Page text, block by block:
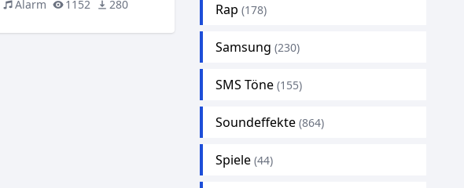
Alarm 1152 280 Rap (178)
Samsung (230)
SMS Töne (155)
Soundeffekte (864)
Spiele (44)